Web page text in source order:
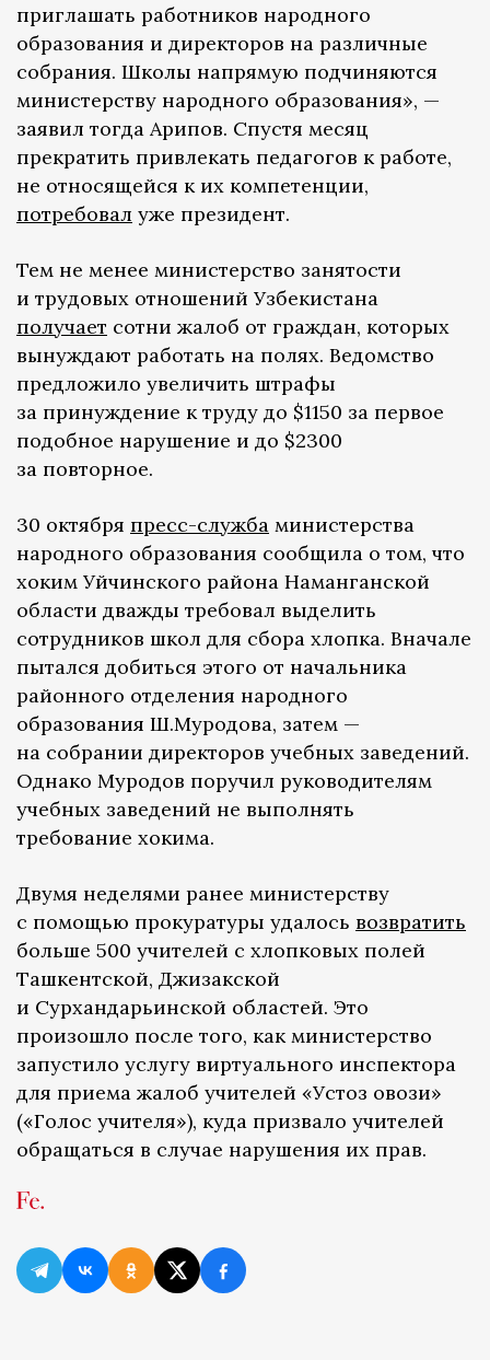
приглашать работников народного
образования и директоров на различные
собрания. Школы напрямую подчиняются
министерству народного образования», —
заявил тогда Арипов. Спустя месяц
прекратить привлекать педагогов к работе,
не относящейся к их компетенции,
потребовал уже президент.
Тем не менее министерство занятости
и трудовых отношений Узбекистана
получает сотни жалоб от граждан, которых
вынуждают работать на полях. Ведомство
предложило увеличить штрафы
за принуждение к труду до $1150 за первое
подобное нарушение и до $2300
за повторное.
30 октября пресс-служба министерства
народного образования сообщила о том, что
хоким Уйчинского района Наманганской
области дважды требовал выделить
сотрудников школ для сбора хлопка. Вначале
пытался добиться этого от начальника
районного отделения народного
образования Ш.Муродова, затем —
на собрании директоров учебных заведений.
Однако Муродов поручил руководителям
учебных заведений не выполнять
требование хокима.
Двумя неделями ранее министерству
с помощью прокуратуры удалось возвратить
больше 500 учителей с хлопковых полей
Ташкентской, Джизакской
и Сурхандарьинской областей. Это
произошло после того, как министерство
запустило услугу виртуального инспектора
для приема жалоб учителей «Устоз овози»
(«Голос учителя»), куда призвало учителей
обращаться в случае нарушения их прав.